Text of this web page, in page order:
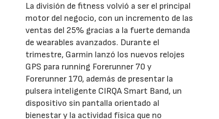
La división de fitness volvió a ser el principal
motor del negocio, con un incremento de las
ventas del 25% gracias a la fuerte demanda
de wearables avanzados. Durante el
trimestre, Garmin lanzó los nuevos relojes
GPS para running Forerunner 70 y
Forerunner 170, además de presentar la
pulsera inteligente CIRQA Smart Band, un
dispositivo sin pantalla orientado al
bienestar y la actividad física que no